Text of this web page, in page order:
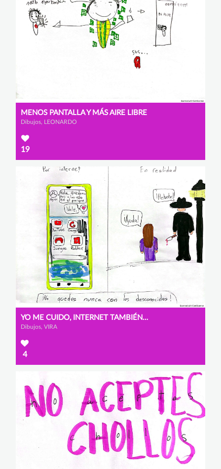
MENOS PANTALLA Y MÁS AIRE LIBRE
Dibujos, LEONARDO
19
YO ME CUIDO, INTERNET TAMBIÉN CUIDA. ¡ÚSALO BIEN!
Dibujos, VIRA
4